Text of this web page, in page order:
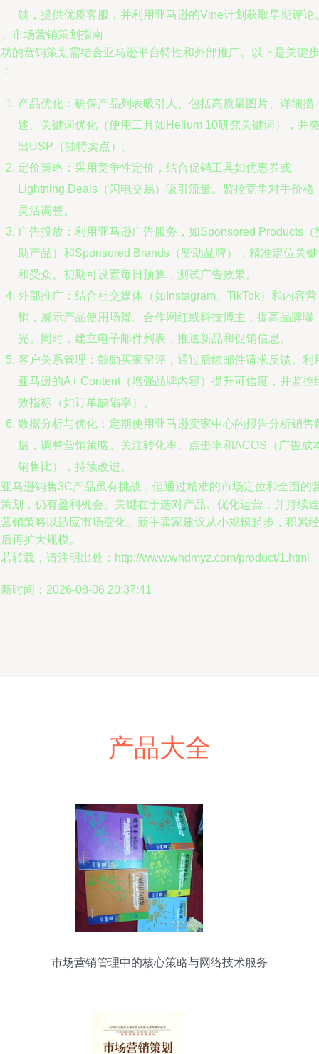
馈，提供优质客服，并利用亚马逊的Vine计划获取早期评论
市场营销策划指南
的营销策划需结合亚马逊平台特性和外部推广。以下是关键步
产品优化：确保产品列表吸引人。包括高质量图片、详细描
述、关键词优化（使用工具如Helium 10研究关键词），并
出USP（独特卖点）。
定价策略：采用竞争性定价，结合促销工具如优惠券或
Lightning Deals（闪电交易）吸引流量。监控竞争对手价格
灵活调整。
广告投放：利用亚马逊广告服务，如Sponsored Products（
助产品）和Sponsored Brands（赞助品牌），精准定位关
和受众。初期可设置每日预算，测试广告效果。
外部推广：结合社交媒体（如Instagram、TikTok）和内容营
销，展示产品使用场景。合作网红或科技博主，提高品牌曝
光。同时，建立电子邮件列表，推送新品和促销信息。
客户关系管理：鼓励买家留评，通过后续邮件请求反馈。利
亚马逊的A+ Content（增强品牌内容）提升可信度，并监控
效指标（如订单缺陷率）。
数据分析与优化：定期使用亚马逊卖家中心的报告分析销售
据，调整营销策略。关注转化率、点击率和ACOS（广告成
销售比），持续改进。
马逊销售3C产品虽有挑战，但通过精准的市场定位和全面的
划，仍有盈利机会。关键在于选对产品、优化运营，并持续迭
销策略以适应市场变化。新手卖家建议从小规模起步，积累经
再扩大规模。
转载，请注明出处：http://www.whdmyz.com/product/1.html
时间：2026-08-06 20:37:41
产品大全
市场营销管理中的核心策略与网络技术服务